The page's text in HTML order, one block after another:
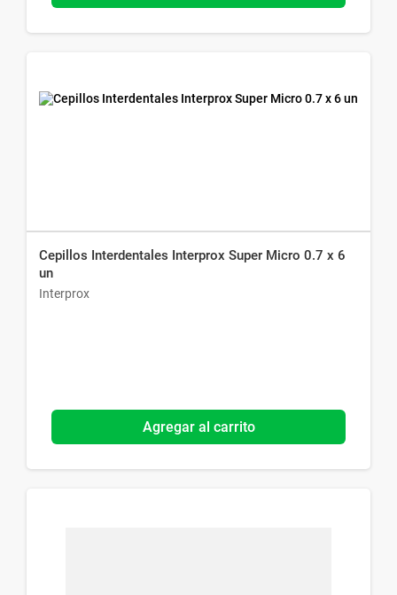
Cepillos Interdentales Interprox Super Micro 0.7 x 6
un
Interprox
Agregar al carrito